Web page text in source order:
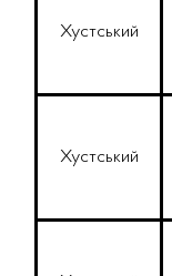
Хустський
Хустський